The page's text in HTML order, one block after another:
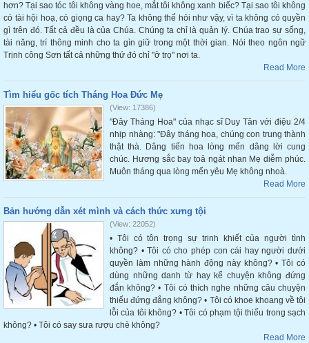
hơn? Tại sao tóc tôi không vàng hoe, mắt tôi không xanh biếc? Tại sao tôi không
có tài hội hoạ, có giọng ca hay? Ta không thể hỏi như vậy, vì ta không có quyền
gì trên đó. Tất cả đều là của Chúa. Chúng ta chỉ là quản lý. Chúa trao sự sống,
tài năng, trí thông minh cho ta gìn giữ trong một thời gian. Nói theo ngôn ngữ
Trịnh công Sơn tất cả những thứ đó chỉ "ở trọ" nơi ta.
Read More
Tìm hiểu gốc tích Tháng Hoa Đức Mẹ
(View: 17386)
"Đây Tháng Hoa" của nhạc sĩ Duy Tân với điệu 2/4
nhịp nhàng: "Đây tháng hoa, chúng con trung thành
thật thà. Dâng tiến hoa lòng mến dâng lời cung
chúc. Hương sắc bay toả ngát nhan Mẹ diễm phúc.
Muôn tháng qua lòng mến yêu Mẹ không nhoà.
Read More
Bản hướng dẫn xét mình và cách thức xưng tội
(View: 22052)
• Tôi có tôn trọng sự trinh khiết của người tình
không? • Tôi có cho phép con cái hay người dưới
quyền làm những hành động này không? • Tôi có
dùng những danh từ hay kể chuyện không đứng
đắn không? • Tôi có thích nghe những câu chuyện
thiếu đứng đắng không? • Tôi có khoe khoang về tội
lỗi của tôi không? • Tôi có phạm tội thiếu trong sạch
không? • Tôi có say sưa rượu chè không?
Read More